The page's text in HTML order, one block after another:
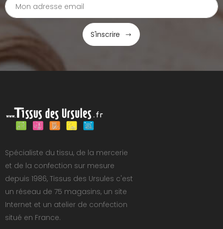
S'inscrire
Spécialiste du tissu, de la mercerie
et de la confection sur mesure
depuis 1986, Tissus des Ursules c'est
un réseau de 75 magasins, un site
Internet et un atelier de confection
situé en France.